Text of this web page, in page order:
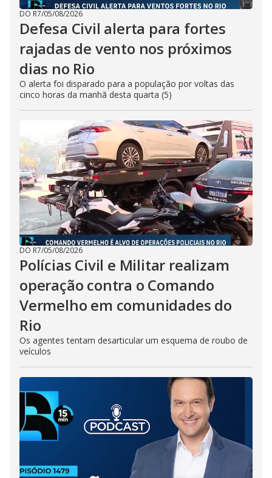
DO R7/05/08/2026
Defesa Civil alerta para fortes
rajadas de vento nos próximos
dias no Rio
O alerta foi disparado para a população por voltas das
cinco horas da manhã desta quarta (5)
DO R7/05/08/2026
Polícias Civil e Militar realizam
operação contra o Comando
Vermelho em comunidades do
Rio
Os agentes tentam desarticular um esquema de roubo de
veículos